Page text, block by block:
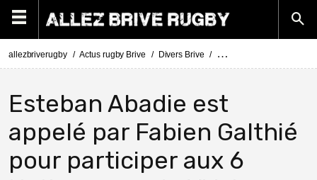
allezbriverugby Actus rugby Brive Divers Brive Esteban Abadie est
Esteban Abadie est
appelé par Fabien Galthié
pour participer aux 6